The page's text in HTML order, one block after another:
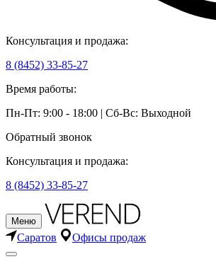
Консультация и продажа:
8 (8452) 33-85-27
Время работы:
Пн-Пт: 9:00 - 18:00 | Сб-Вс: Выходной
Обратный звонок
Консультация и продажа:
8 (8452) 33-85-27
Меню
Саратов Офисы продаж